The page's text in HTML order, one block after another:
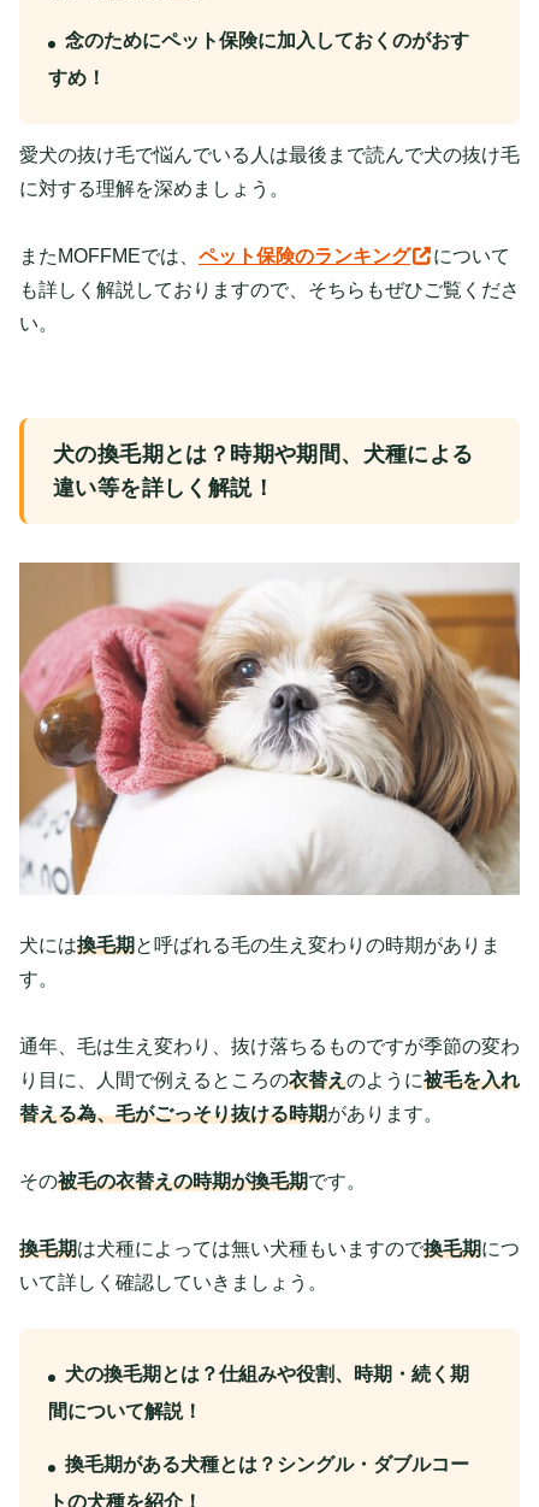
念のためにペット保険に加入しておくのがおす
すめ！
愛犬の抜け毛で悩んでいる人は最後まで読んで犬の抜け毛
に対する理解を深めましょう。
またMOFFMEでは、 ペット保険のランキング
について
も詳しく解説しておりますので、そちらもぜひご覧くださ
い。
犬の換毛期とは？時期や期間、犬種による
違い等を詳しく解説！
犬には換毛期と呼ばれる毛の生え変わりの時期がありま
す。
通年、毛は生え変わり、抜け落ちるものですが季節の変わ
り目に、人間で例えるところの衣替えのように被毛を入れ
替える為、毛がごっそり抜ける時期があります。
その被毛の衣替えの時期が換毛期です。
換毛期は犬種によっては無い犬種もいますので換毛期につ
いて詳しく確認していきましょう。
犬の換毛期とは？仕組みや役割、時期・続く期
間について解説！
換毛期がある犬種とは？シングル・ダブルコー
トの犬種を紹介！